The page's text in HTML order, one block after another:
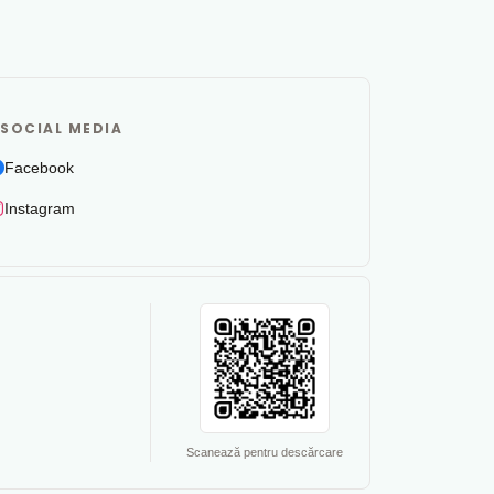
SOCIAL MEDIA
Facebook
Instagram
Scanează pentru descărcare